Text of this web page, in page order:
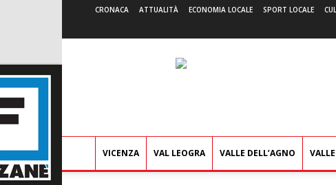
CRONACA ATTUALITÀ ECONOMIA LOCALE SPORT LOCALE
VICENZA VAL LEOGRA VALLE DELL’AGNO